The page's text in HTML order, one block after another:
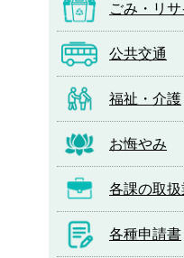
ごみ・リ
公共交通
福祉・介護
お悔やみ
各課の取扱
各種申請書